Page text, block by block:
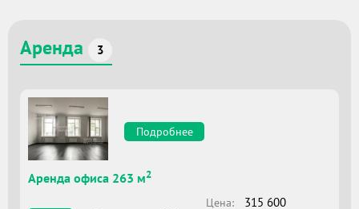
Аренда 3
Подробнее
Аренда офиса 263 м2
Цена: 315 600